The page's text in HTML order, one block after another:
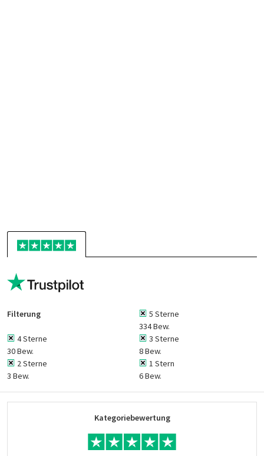
Filterung
5 Sterne
334 Bew.
4 Sterne
30 Bew.
3 Sterne
8 Bew.
2 Sterne
3 Bew.
1 Stern
6 Bew.
Kategoriebewertung